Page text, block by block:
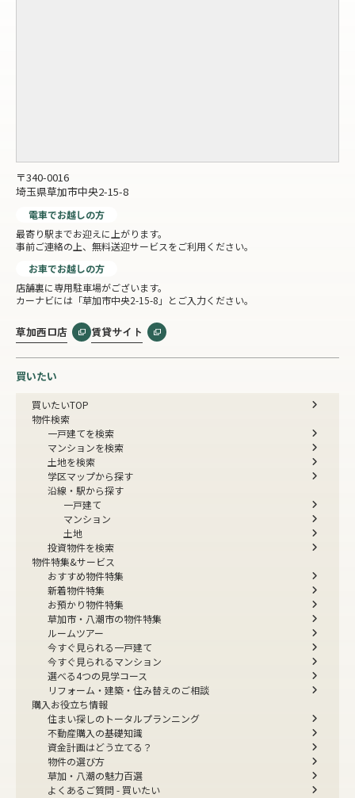
〒340-0016
埼玉県草加市中央2-15-8
電車でお越しの方
最寄り駅までお迎えに上がります。
事前ご連絡の上、無料送迎サービスをご利用ください。
お車でお越しの方
店舗裏に専用駐車場がございます。
カーナビには「草加市中央2-15-8」とご入力ください。
草加西口店 賃貸サイト
買いたい
買いたいTOP
物件検索
一戸建てを検索
マンションを検索
土地を検索
学区マップから探す
沿線・駅から探す
一戸建て
マンション
土地
投資物件を検索
物件特集&サービス
おすすめ物件特集
新着物件特集
お預かり物件特集
草加市・八潮市の物件特集
ルームツアー
今すぐ見られる一戸建て
今すぐ見られるマンション
選べる4つの見学コース
リフォーム・建築・住み替えのご相談
購入お役立ち情報
住まい探しのトータルプランニング
不動産購入の基礎知識
資金計画はどう立てる？
物件の選び方
草加・八潮の魅力百選
よくあるご質問 - 買いたい